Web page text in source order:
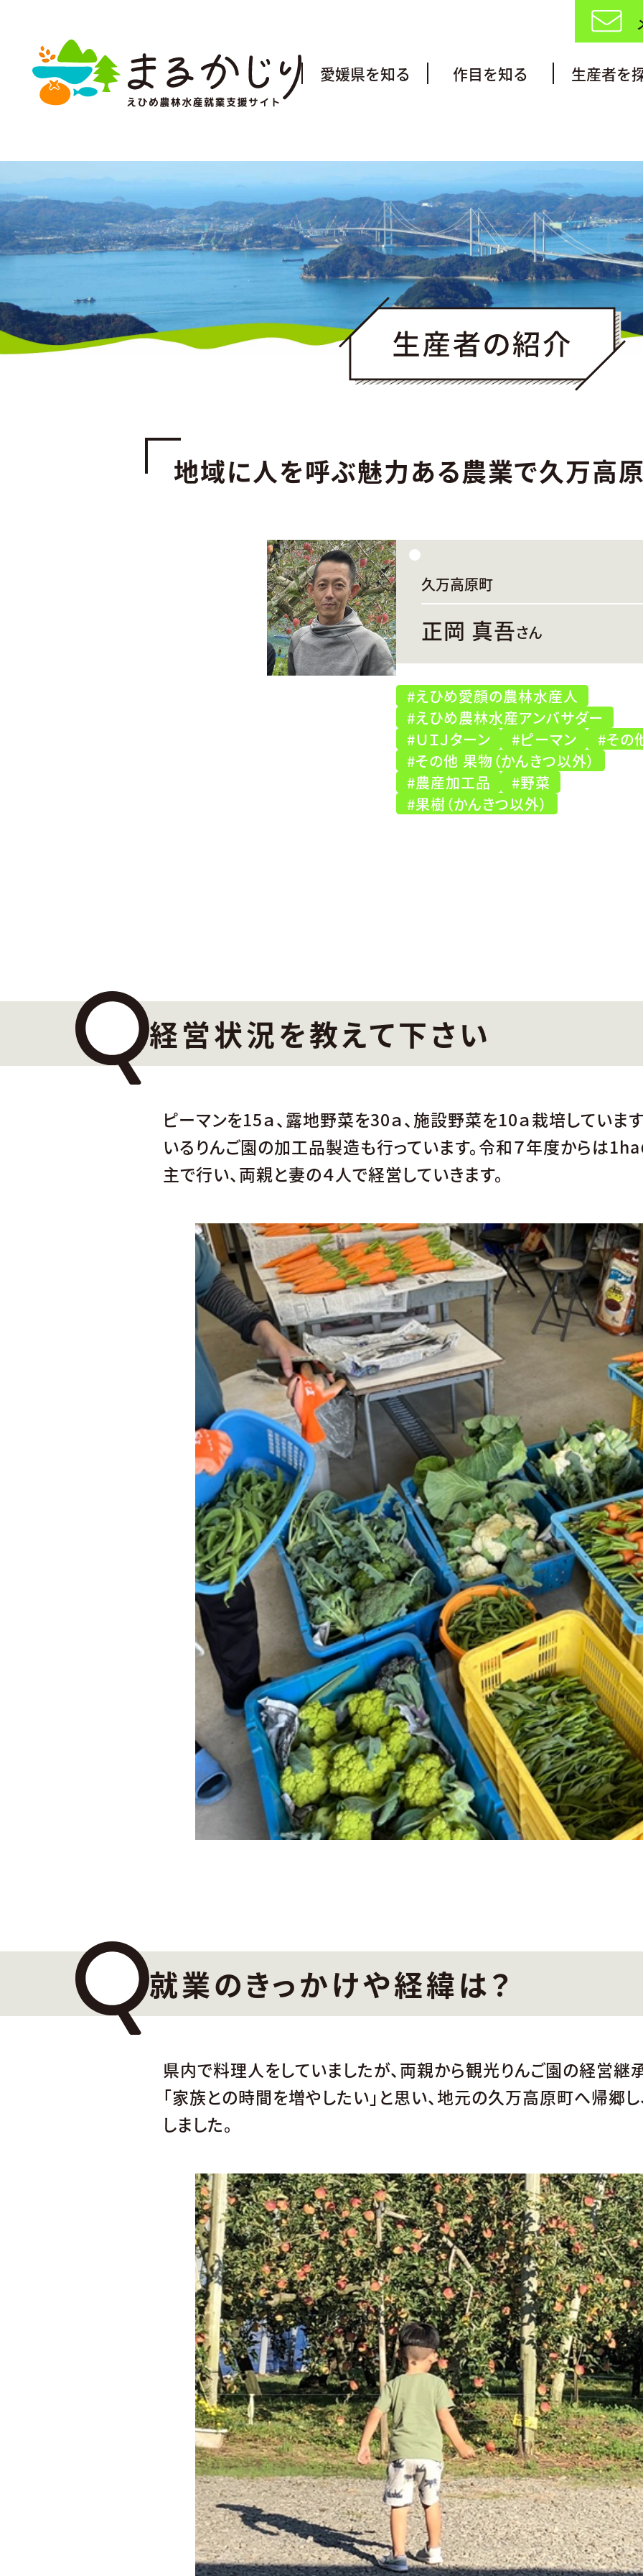
愛媛県を知る 作目を知る 生産者を
地域に人を呼ぶ魅力ある農業で久万高
久万高原町
正岡 真吾さん
#えひめ愛顔の農林水産人
#えひめ農林水産アンバサダー
#ＵＩＪターン
#ピーマン
#その
#その他 果物（かんきつ以外）
#農産加工品
#野菜
#果樹（かんきつ以外）
経営状況を教えて下さい
ピーマンを15ａ、露地野菜を30ａ、施設野菜を10ａ栽培していま
いるりんご園の加工品製造も行っています。令和７年度からは
主で行い、両親と妻の４人で経営していきます。
就業のきっかけや経緯は？
県内で料理人をしていましたが、両親から観光りんご園の経営継
「家族との時間を増やしたい」と思い、地元の久万高原町へ帰郷
しました。